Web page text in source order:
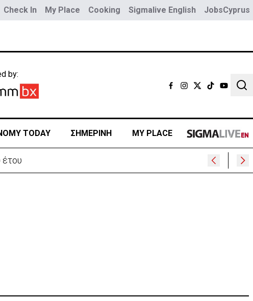
Check In My Place Cooking Sigmalive English JobsCyprus
by:
TODAY ΣΗΜΕΡΙΝΗ MY PLACE
έτου